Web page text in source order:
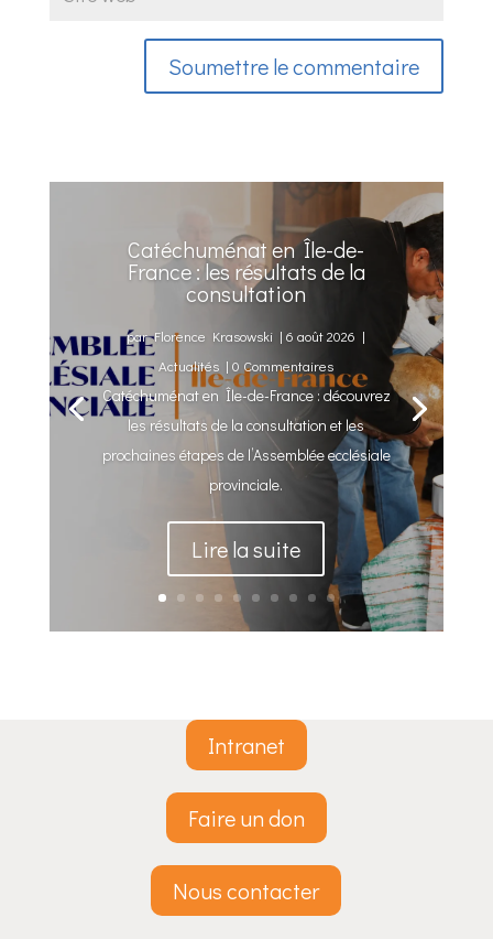
Soumettre le commentaire
Catéchuménat en Île-de-
France : les résultats de la
consultation
parFlorence Krasowski |6 août 2026 |
Actualités | 0 Commentaires
Catéchuménat en Île-de-France : découvrez
les résultats de la consultation et les
prochaines étapes de l’Assemblée ecclésiale
provinciale.
Lire la suite
Intranet
Faire un don
Nous contacter